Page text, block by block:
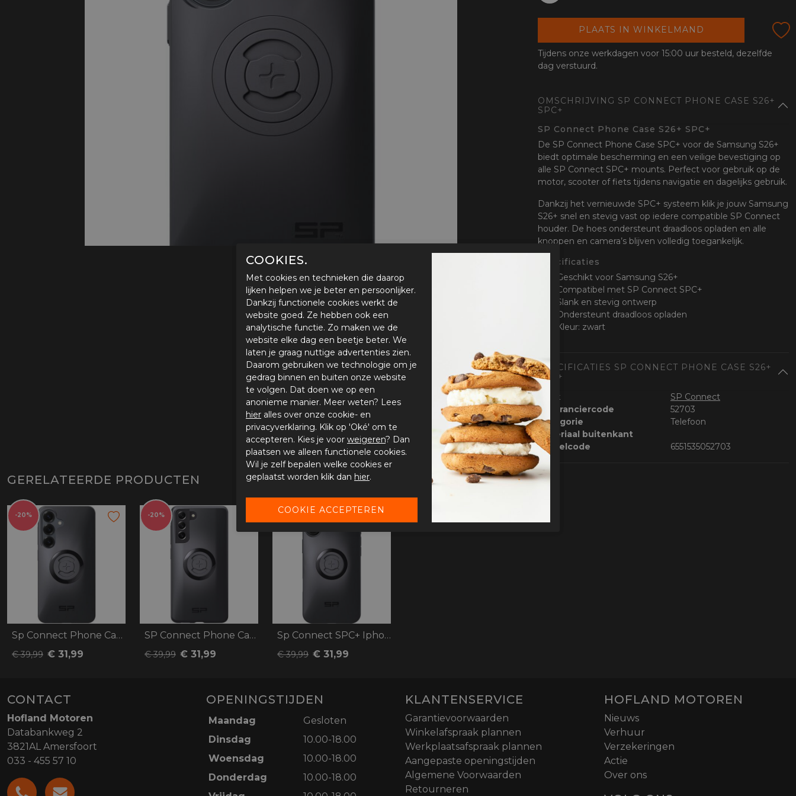
Sloten
Telefoon
PLAATS IN WINKELMAND
Tijdens onze werkdagen voor 15:00 uur besteld, dezelfde
dag verstuurd.
OMSCHRIJVING SP CONNECT PHONE CASE S26+
SPC+
SP Connect Phone Case S26+ SPC+
De SP Connect Phone Case SPC+ voor de Samsung S26+
biedt optimale bescherming en een veilige bevestiging op
alle SP Connect SPC+ mounts. Perfect voor gebruik op de
motor, scooter of fiets tijdens navigatie en dagelijks gebruik.
Dankzij het vernieuwde SPC+ systeem klik je jouw Samsung
S26+ snel en stevig vast op iedere compatible SP Connect
houder. De hoes ondersteunt draadloos opladen en alle
knoppen en camera’s blijven volledig toegankelijk.
Specificaties
Geschikt voor Samsung S26+
Compatibel met SP Connect SPC+
Slank en stevig ontwerp
Ondersteunt draadloos opladen
Kleur: zwart
SPECIFICATIES SP CONNECT PHONE CASE S26+
SPC+
Merk
SP Connect
Leveranciercode
52703
Categorie
Telefoon
Materiaal buitenkant
Bestelcode
6551535052703
GERELATEERDE PRODUCTEN
-20%
Sp Connect Phone Case SPC+ S25
€ 39,99 € 31,99
-20%
SP Connect Phone Case SPC+ S21 FE
€ 39,99 € 31,99
-20%
Sp Connect SPC+ Iphone 16 Plus
€ 39,99 € 31,99
CONTACT
Hofland Motoren
Databankweg 2
3821AL Amersfoort
033 - 455 57 10
OPENINGSTIJDEN
Maandag
Gesloten
Dinsdag
10.00-18.00
Woensdag
10.00-18.00
Donderdag
10.00-18.00
KLANTENSERVICE
Garantievoorwaarden
Winkelafspraak plannen
Werkplaatsafspraak plannen
Aangepaste openingstijden
Algemene Voorwaarden
Retourneren
HOFLAND MOTOREN
Nieuws
Verhuur
Verzekeringen
Actie
Over ons
COOKIES.
Met cookies en technieken die daarop
lijken helpen we je beter en persoonlijker.
Dankzij functionele cookies werkt de
website goed. Ze hebben ook een
analytische functie. Zo maken we de
website elke dag een beetje beter. We
laten je graag nuttige advertenties zien.
Daarom gebruiken we technologie om je
gedrag binnen en buiten onze website
te volgen. Dat doen we op een
anonieme manier. Meer weten? Lees
hier alles over onze cookie- en
privacyverklaring. Klik op 'Oké' om te
accepteren. Kies je voor weigeren? Dan
plaatsen we alleen functionele cookies.
Wil je zelf bepalen welke cookies er
geplaatst worden klik dan hier.